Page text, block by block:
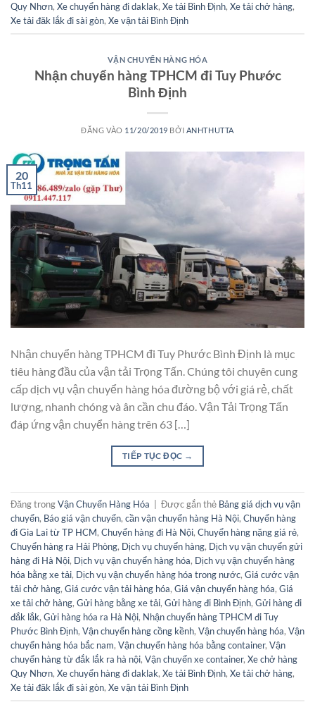
Quy Nhơn, Xe chuyển hàng đi daklak, Xe tải Bình Định, Xe tải chở hàng,
Xe tải đăk lắk đi sài gòn, Xe vận tải Bình Định
VẬN CHUYỂN HÀNG HÓA
Nhận chuyển hàng TPHCM đi Tuy Phước
Bình Định
ĐĂNG VÀO 11/20/2019 BỞI ANHTHUTTA
20
Th11
Nhận chuyển hàng TPHCM đi Tuy Phước Bình Định là mục
tiêu hàng đầu của vận tải Trọng Tấn. Chúng tôi chuyên cung
cấp dịch vụ vận chuyển hàng hóa đường bộ với giá rẻ, chất
lượng, nhanh chóng và ân cần chu đáo. Vận Tải Trọng Tấn
đáp ứng vận chuyển hàng trên 63 […]
TIẾP TỤC ĐỌC →
Đăng trongVận Chuyển Hàng Hóa Được gắn thẻ Bảng giá dịch vụ vận
chuyển, Báo giá vận chuyển, cần vận chuyển hàng Hà Nội, Chuyển hàng
đi Gia Lai từ TP HCM, Chuyển hàng đi Hà Nội, Chuyển hàng nặng giá rẻ,
Chuyển hàng ra Hải Phòng, Dịch vụ chuyển hàng, Dịch vụ vận chuyển gửi
hàng đi Hà Nội, Dịch vụ vận chuyển hàng hóa, Dịch vụ vận chuyển hàng
hóa bằng xe tải, Dịch vụ vận chuyển hàng hóa trong nước, Giá cước vận
tải chở hàng, Giá cước vận tải hàng hóa, Giá vận chuyển hàng hóa, Giá
xe tải chở hàng, Gửi hàng bằng xe tải, Gửi hàng đi Bình Định, Gửi hàng đi
đắk lắk, Gửi hàng hóa ra Hà Nội, Nhận chuyển hàng TPHCM đi Tuy
Phước Bình Định, Vận chuyển hàng cồng kềnh, Vận chuyển hàng hóa, Vận
chuyển hàng hóa bắc nam, Vận chuyển hàng hóa bằng container, Vận
chuyển hàng từ đắk lắk ra hà nội, Vận chuyển xe container, Xe chở hàng
Quy Nhơn, Xe chuyển hàng đi daklak, Xe tải Bình Định, Xe tải chở hàng,
Xe tải đăk lắk đi sài gòn, Xe vận tải Bình Định